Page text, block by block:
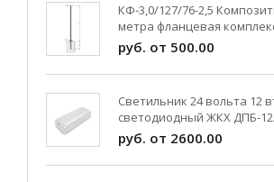
КФ-3,0/127/76-2,5
метра фланцевая
руб. от 500.00
Светильник 24 вольта 12
светодиодный ЖКХ ДПБ-
руб. от 2600.00